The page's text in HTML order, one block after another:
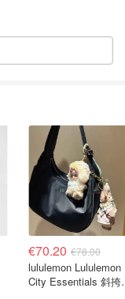
€70.20 €78.00
lululemon Lululemon
City Essentials 斜挎